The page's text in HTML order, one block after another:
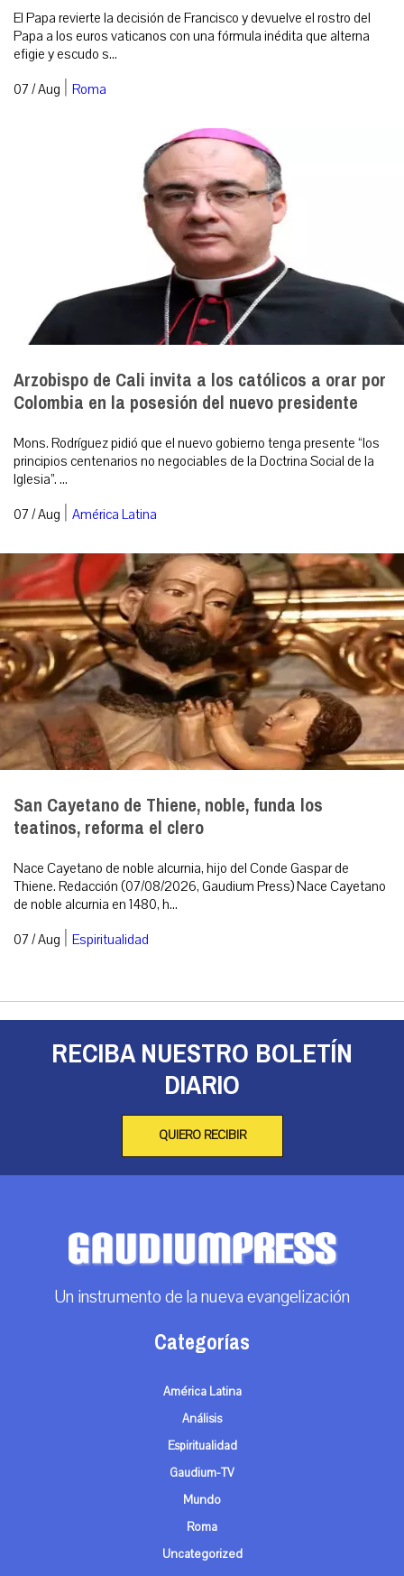
El Papa revierte la decisión de Francisco y devuelve el rostro del
Papa a los euros vaticanos con una fórmula inédita que alterna
efigie y escudo s...
07 / Aug | Roma
Arzobispo de Cali invita a los católicos a orar por
Colombia en la posesión del nuevo presidente
Mons. Rodríguez pidió que el nuevo gobierno tenga presente “los
principios centenarios no negociables de la Doctrina Social de la
Iglesia”. ...
07 / Aug | América Latina
San Cayetano de Thiene, noble, funda los
teatinos, reforma el clero
Nace Cayetano de noble alcurnia, hijo del Conde Gaspar de
Thiene. Redacción (07/08/2026, Gaudium Press) Nace Cayetano
de noble alcurnia en 1480, h...
07 / Aug | Espiritualidad
RECIBA NUESTRO BOLETÍN
DIARIO
QUIERO RECIBIR
Un instrumento de la nueva evangelización
Categorías
América Latina
Análisis
Espiritualidad
Gaudium-TV
Mundo
Roma
Uncategorized